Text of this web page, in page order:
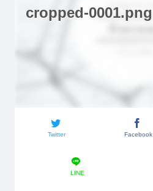
cropped-0001.png
Twitter Facebook
LINE